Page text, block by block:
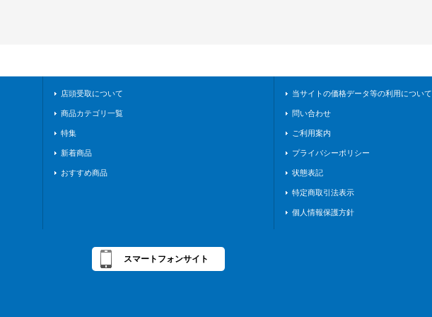
店頭受取について
商品カテゴリ一覧
特集
新着商品
おすすめ商品
当サイトの価格データ等の利用について
問い合わせ
ご利用案内
プライバシーポリシー
状態表記
特定商取引法表示
個人情報保護方針
スマートフォンサイト